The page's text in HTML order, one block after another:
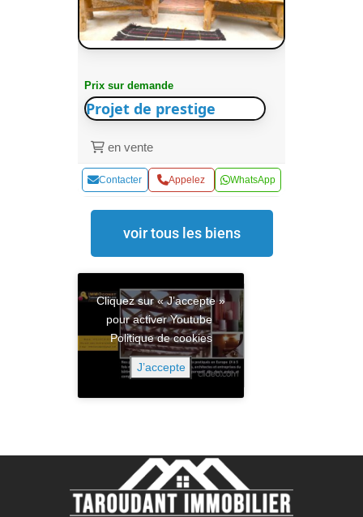
Prix sur demande
Projet de prestige
en vente
Contacter Appelez WhatsApp
voir tous les biens
Cliquez sur « J’accepte »
pour activer Youtube
Politique de cookies
J’accepte